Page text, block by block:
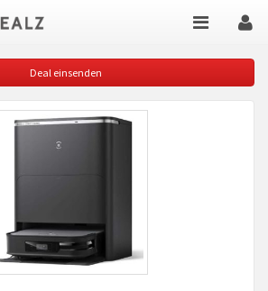
Deal einsenden